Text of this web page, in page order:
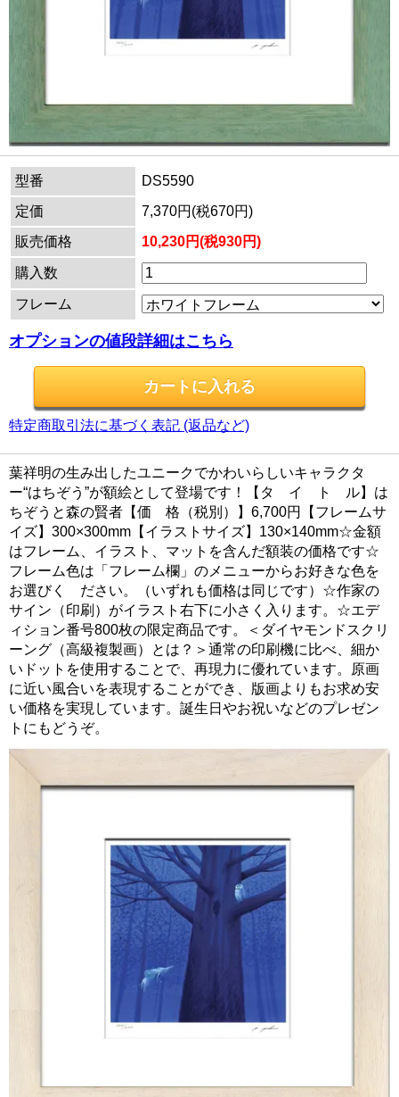
型番
DS5590
定価
7,370円(税670円)
販売価格
10,230円(税930円)
購入数
フレーム
オプションの値段詳細はこちら
特定商取引法に基づく表記 (返品など)
葉祥明の生み出したユニークでかわいらしいキャラクタ
ー“はちぞう”が額絵として登場です！【タ イ ト ル】は
ちぞうと森の賢者【価 格（税別）】6,700円【フレームサ
イズ】300×300mm【イラストサイズ】130×140mm☆金額
はフレーム、イラスト、マットを含んだ額装の価格です☆
フレーム色は「フレーム欄」のメニューからお好きな色を
お選びく ださい。（いずれも価格は同じです）☆作家の
サイン（印刷）がイラスト右下に小さく入ります。☆エデ
ィション番号800枚の限定商品です。＜ダイヤモンドスクリ
ーング（高級複製画）とは？＞通常の印刷機に比べ、細か
いドットを使用することで、再現力に優れています。原画
に近い風合いを表現することができ、版画よりもお求め安
い価格を実現しています。誕生日やお祝いなどのプレゼン
トにもどうぞ。